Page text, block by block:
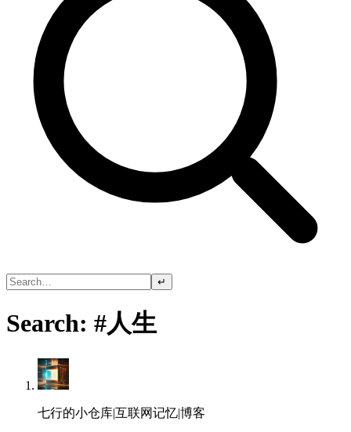
↵
Search: #人生
七行的小仓库|互联网记忆|博客